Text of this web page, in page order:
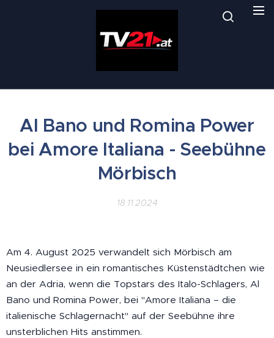
Al Bano und Romina Power
bei Amore Italiana - Seebühne
Mörbisch
18.11.2024
Am 4. August 2025 verwandelt sich Mörbisch am
Neusiedlersee in ein romantisches Küstenstädtchen wie
an der Adria, wenn die Topstars des Italo-Schlagers, Al
Bano und Romina Power, bei "Amore Italiana – die
italienische Schlagernacht" auf der Seebühne ihre
unsterblichen Hits anstimmen.